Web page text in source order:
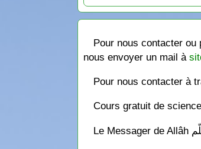
Pour nous contacter
nous envoyer un mail à
Pour nous contacter à
Cours gratuit de